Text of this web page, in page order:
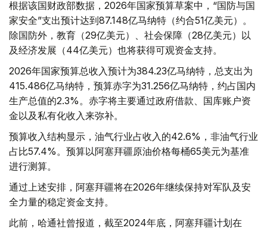
根据该国财政部数据，2026年国家预算草案中，“国防与国
家安全”支出预计达到87.148亿马纳特（约合51亿美元）。
除国防外，教育（29亿美元）、社会保障（28亿美元）以
及经济发展（44亿美元）也将获得可观资金支持。
2026年国家预算总收入预计为384.23亿马纳特，总支出为
415.486亿马纳特，预算赤字为31.256亿马纳特，约占国内
生产总值的2.3%。赤字将主要通过政府借款、国库账户资
金以及私有化收入来弥补。
预算收入结构显示，油气行业占收入的42.6%，非油气行业
占比57.4%。预算以阿塞拜疆原油价格每桶65美元为基准
进行测算。
通过上述安排，阿塞拜疆将在2026年继续保持对军队及安
全力量的稳定资金支持。
此前，哈通社曾报道，截至2024年底，阿塞拜疆计划在